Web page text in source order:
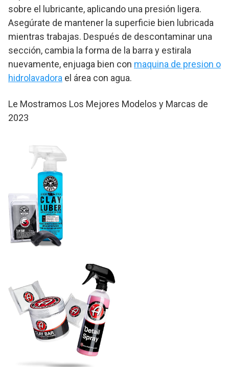
sobre el lubricante, aplicando una presión ligera.
Asegúrate de mantener la superficie bien lubricada
mientras trabajas. Después de descontaminar una
sección, cambia la forma de la barra y estirala
nuevamente, enjuaga bien con maquina de presion o
hidrolavadora el área con agua.
Le Mostramos Los Mejores Modelos y Marcas de
2023